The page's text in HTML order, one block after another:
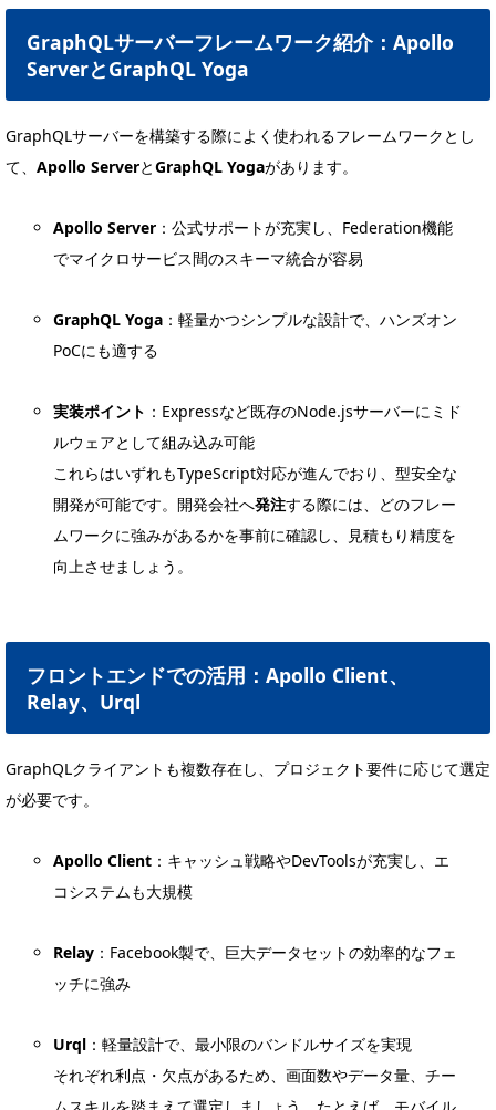
GraphQLサーバーフレームワーク紹介：Apollo
ServerとGraphQL Yoga
GraphQLサーバーを構築する際によく使われるフレームワークとし
て、 Apollo ServerとGraphQL Yogaがあります。
Apollo Server ：公式サポートが充実し、Federation機能
でマイクロサービス間のスキーマ統合が容易
GraphQL Yoga ：軽量かつシンプルな設計で、ハンズオン
PoCにも適する
実装ポイント ：Expressなど既存のNode.jsサーバーにミド
ルウェアとして組み込み可能
これらはいずれもTypeScript対応が進んでおり、型安全な
開発が可能です。開発会社へ発注する際には、どのフレー
ムワークに強みがあるかを事前に確認し、見積もり精度を
向上させましょう。
フロントエンドでの活用：Apollo Client、
Relay、Urql
GraphQLクライアントも複数存在し、プロジェクト要件に応じて選定
が必要です。
Apollo Client ：キャッシュ戦略やDevToolsが充実し、エ
コシステムも大規模
Relay ：Facebook製で、巨大データセットの効率的なフェ
ッチに強み
Urql ：軽量設計で、最小限のバンドルサイズを実現
それぞれ利点・欠点があるため、画面数やデータ量、チー
ムスキルを踏まえて選定しましょう。たとえば、モバイル